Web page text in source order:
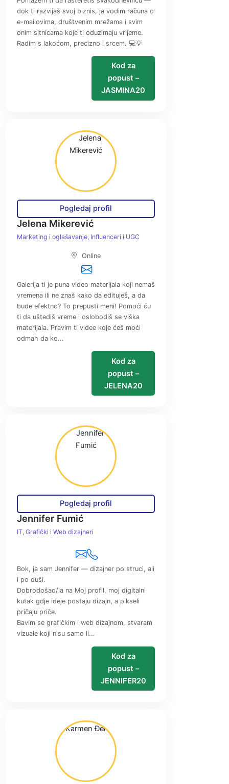
dok ti razvijaš svoj biznis, ja vodim računa o
e-mailovima, društvenim mrežama i svim
onim sitnicama koje ti oduzimaju vrijeme.
Radim s lakoćom, precizno i srcem. 💻💡
Kod za
popust –
JASMINA20
Pogledaj profil
Jelena Mikerević
Marketing i oglašavanje Influenceri i UGC
Online
Galerija ti je puna video materijala koji nemaš
vremena ili ne znaš kako da edituješ, a da
bude efektno? To prepusti meni! Pomoći ću
ti da uštediš vreme i oslobodiš se viška
materijala. Pravim ti videe koje ćeš moći
odmah da ko...
Kod za
popust –
JELENA20
Pogledaj profil
Jennifer Fumić
IT, Grafički i Web dizajneri
Bok, ja sam Jennifer — dizajner po struci, ali
i po duši.
Dobrodošao/la na Moj profil, moj digitalni
kutak gdje ideje postaju dizajn, a pikseli
pričaju priče.
Bavim se grafičkim i web dizajnom, stvaram
vizuale koji nisu samo li...
Kod za
popust –
JENNIFER20